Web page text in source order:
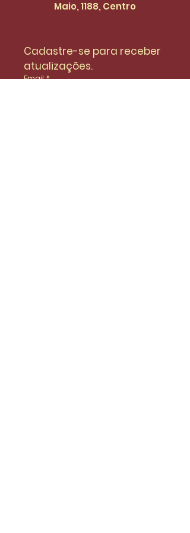
Maio, 1188, Centro
Cadastre-se para receber
atualizações.
Email *